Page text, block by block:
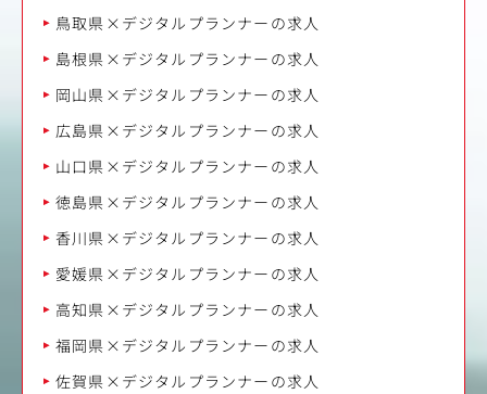
鳥取県×デジタルプランナーの求人
島根県×デジタルプランナーの求人
岡山県×デジタルプランナーの求人
広島県×デジタルプランナーの求人
山口県×デジタルプランナーの求人
徳島県×デジタルプランナーの求人
香川県×デジタルプランナーの求人
愛媛県×デジタルプランナーの求人
高知県×デジタルプランナーの求人
福岡県×デジタルプランナーの求人
佐賀県×デジタルプランナーの求人